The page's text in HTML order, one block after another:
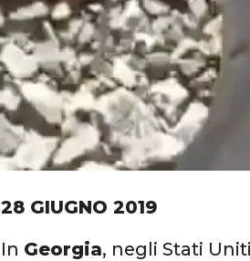
28 GIUGNO 2019
In Georgia, negli Stati